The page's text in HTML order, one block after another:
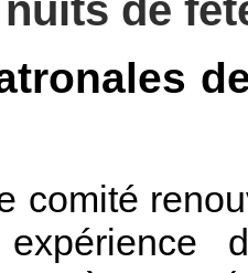
de
comité